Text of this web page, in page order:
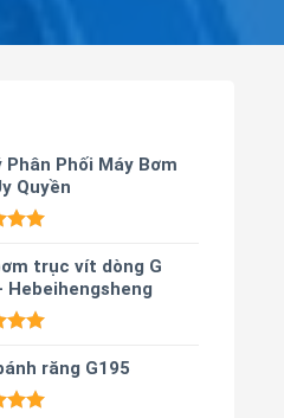
Phân Phối Máy Bơm
Quyền
trục vít dòng G
Hebeihengsheng
răng G195